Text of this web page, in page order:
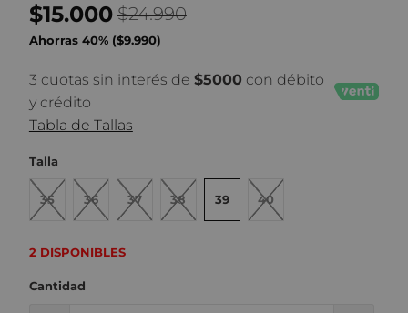
$15.000 $24.990
Ahorras 40% ($9.990)
3 cuotas sin interés de $5000 con débito
y crédito
Tabla de Tallas
Talla
35 36 37 38 39 40
2 DISPONIBLES
Cantidad